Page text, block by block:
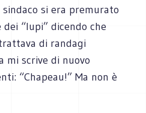
si era premurato
“lupi” dicendo che
di randagi
mi scrive di nuovo
“Chapeau!” Ma non è